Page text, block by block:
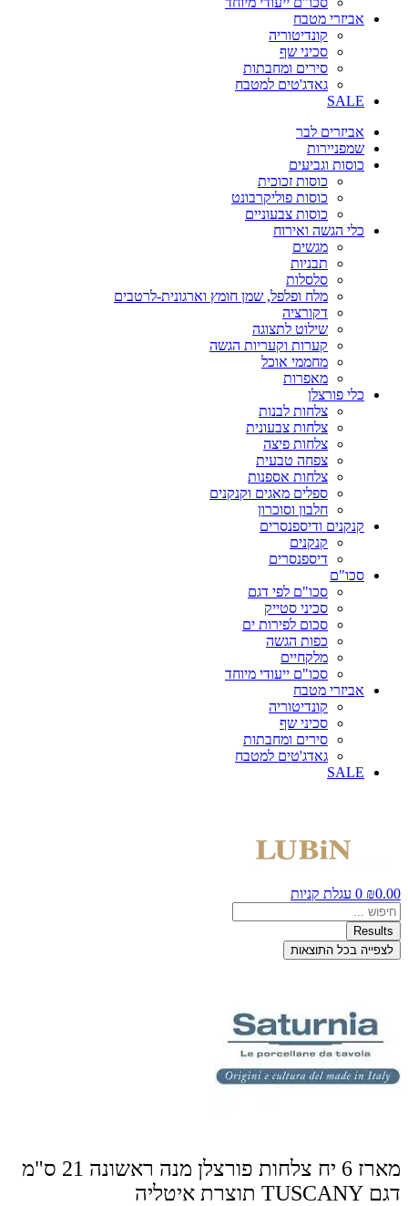
אביזרי מטבח
קונדיטוריה
סכיני שף
סירים ומחבתות
גאדג'טים למטבח
SALE
אביזרים לבר
שמפניירות
כוסות וגביעים
כוסות זכוכית
כוסות פוליקרבונט
כוסות צבעוניים
כלי הגשה ואירוח
מגשים
תבניות
סלסלות
מלח ופלפל, שמן חומץ וארגונית-לרטבים
דקורציה
שילוט לתצוגה
קערות וקעריות הגשה
מחממי אוכל
מאפרות
כלי פורצלן
צלחות לבנות
צלחות צבעונית
צלחות פיצה
צפחה טבעית
צלחות אספנות
ספלים מאגים וקנקנים
חלבון וסוכרון
קנקנים ודיספנסרים
קנקנים
דיספנסרים
סכו"ם
סכו"ם לפי דגם
סכיני סטייק
סכום לפירות ים
כפות הגשה
מלקחיים
סכו"ם ייעודי מיוחד
אביזרי מטבח
קונדיטוריה
סכיני שף
סירים ומחבתות
גאדג'טים למטבח
SALE
₪0.00
0 עגלת קניות
Search
...
Results
לצפייה בכל התוצאות
מארז 6 יח צלחות פורצלן מנה ראשונה 21 ס"מ
דגם TUSCANY תוצרת איטליה